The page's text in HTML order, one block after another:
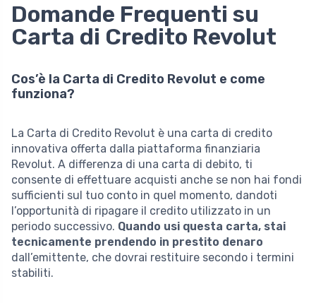
Domande Frequenti su
Carta di Credito Revolut
Cos’è la Carta di Credito Revolut e come
funziona?
La Carta di Credito Revolut è una carta di credito
innovativa offerta dalla piattaforma finanziaria
Revolut. A differenza di una carta di debito, ti
consente di effettuare acquisti anche se non hai fondi
sufficienti sul tuo conto in quel momento, dandoti
l’opportunità di ripagare il credito utilizzato in un
periodo successivo. Quando usi questa carta, stai
tecnicamente prendendo in prestito denaro
dall’emittente, che dovrai restituire secondo i termini
stabiliti.